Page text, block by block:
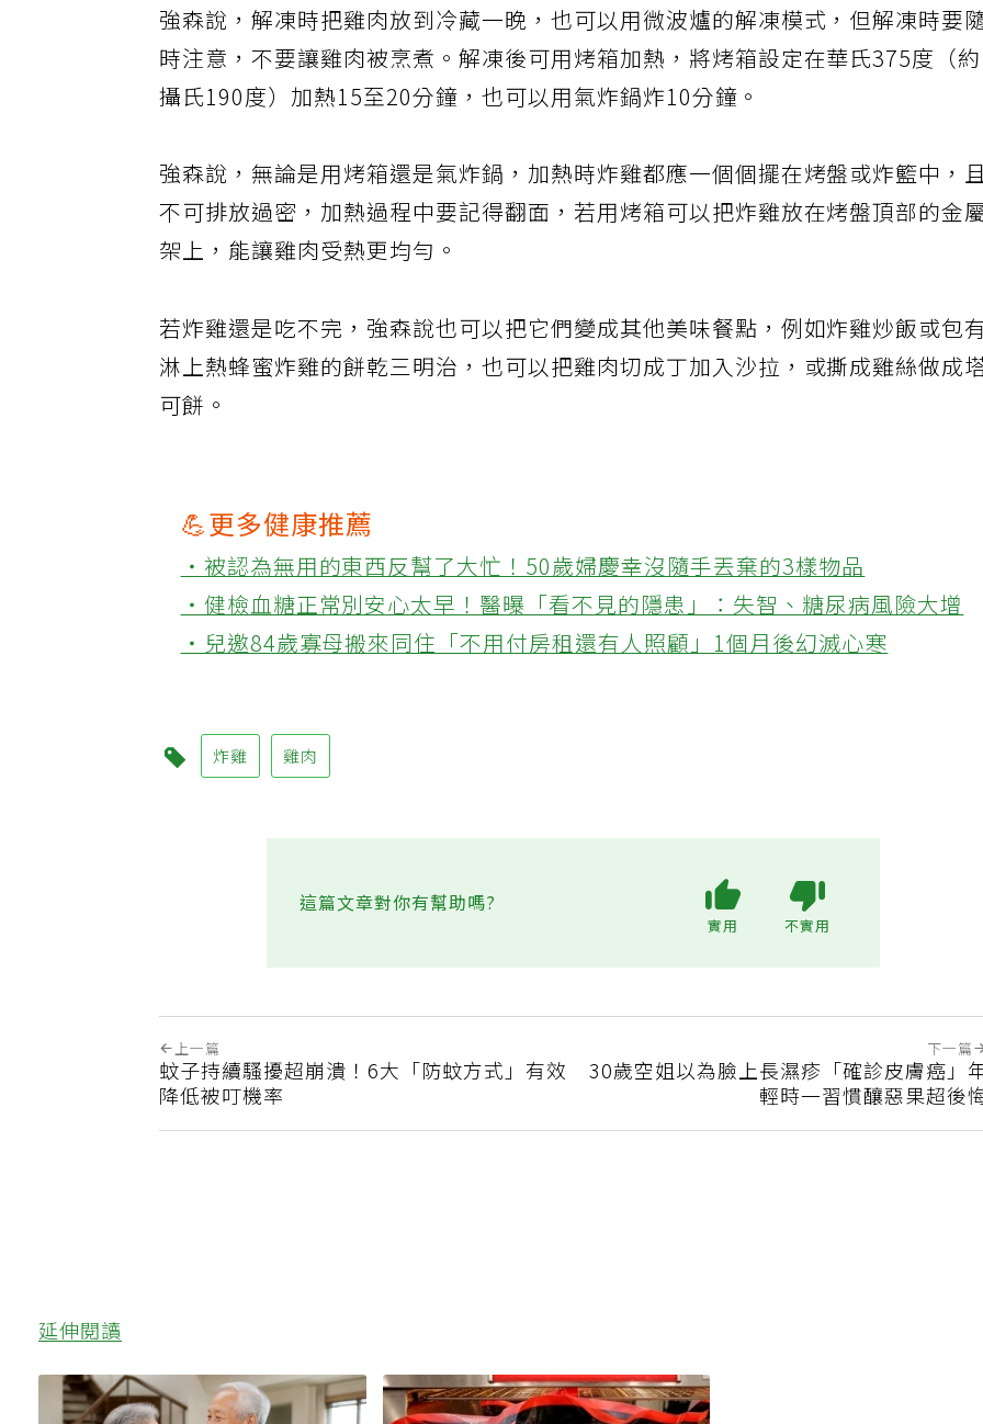
強森說，解凍時把雞肉放到冷藏一晚，也可以用微波爐的解凍模式，但解凍時要
時注意，不要讓雞肉被烹煮。解凍後可用烤箱加熱，將烤箱設定在華氏375度（約
攝氏190度）加熱15至20分鐘，也可以用氣炸鍋炸10分鐘。
強森說，無論是用烤箱還是氣炸鍋，加熱時炸雞都應一個個擺在烤盤或炸籃中，
不可排放過密，加熱過程中要記得翻面，若用烤箱可以把炸雞放在烤盤頂部的金
架上，能讓雞肉受熱更均勻。
若炸雞還是吃不完，強森說也可以把它們變成其他美味餐點，例如炸雞炒飯或包有
淋上熱蜂蜜炸雞的餅乾三明治，也可以把雞肉切成丁加入沙拉，或撕成雞絲做成塔
可餅。
💪更多健康推薦
‧被認為無用的東西反幫了大忙！50歲婦慶幸沒隨手丟棄的3樣物品
‧健檢血糖正常別安心太早！醫曝「看不見的隱患」：失智、糖尿病風險大增
‧兒邀84歲寡母搬來同住「不用付房租還有人照顧」1個月後幻滅心寒
炸雞 雞肉
這篇文章對你有幫助嗎?
上一篇
蚊子持續騷擾超崩潰！6大「防蚊方式」有效
降低被叮機率
下一篇
30歲空姐以為臉上長濕疹「確診皮膚癌」
輕時一習慣釀惡果超後悔
延伸閱讀